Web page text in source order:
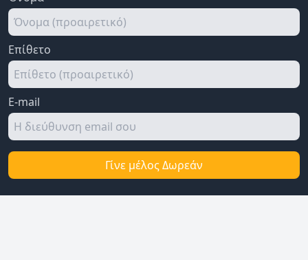
Επίθετο
E-mail
Γίνε μέλος Δωρεάν